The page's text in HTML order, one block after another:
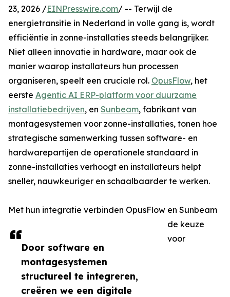
Door software en
montagesystemen
structureel te integreren,
creëren we een digitale
23, 2026 /EINPresswire.com/ -- Terwijl de
energietransitie in Nederland in volle gang is, wordt
efficiëntie in zonne-installaties steeds belangrijker.
Niet alleen innovatie in hardware, maar ook de
manier waarop installateurs hun processen
organiseren, speelt een cruciale rol. OpusFlow, het
eerste Agentic AI ERP-platform voor duurzame
installatiebedrijven, en Sunbeam, fabrikant van
montagesystemen voor zonne-installaties, tonen hoe
strategische samenwerking tussen software- en
hardwarepartijen de operationele standaard in
zonne-installaties verhoogt en installateurs helpt
sneller, nauwkeuriger en schaalbaarder te werken.
Met hun integratie verbinden OpusFlow en Sunbeam
de keuze
voor